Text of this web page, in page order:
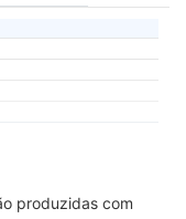
produzidas com